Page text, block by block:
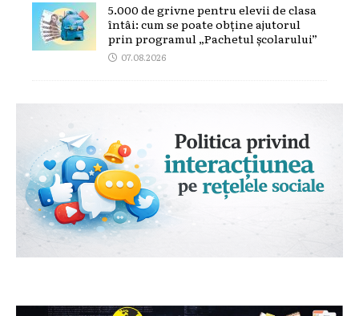
5.000 de grivne pentru elevii de clasa
întâi: cum se poate obține ajutorul
prin programul „Pachetul școlarului”
07.08.2026